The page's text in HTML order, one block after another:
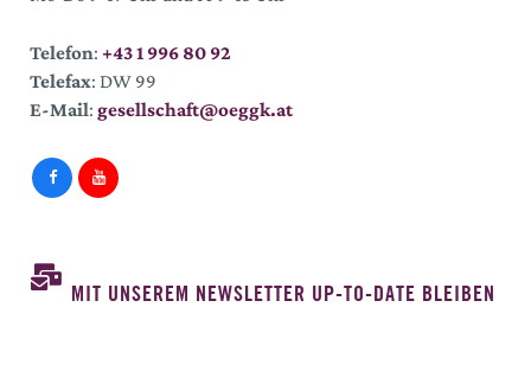
Telefon: +43 1 996 80 92
Telefax: DW 99
E-Mail: gesellschaft@oeggk.at
MIT UNSEREM NEWSLETTER UP-TO-DATE BLEIBEN